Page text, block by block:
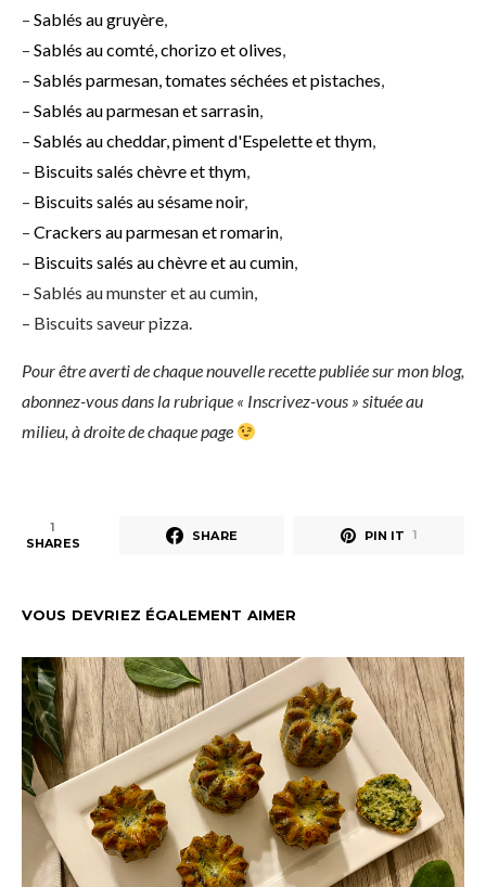
– Sablés au gruyère,
– Sablés au comté, chorizo et olives,
– Sablés parmesan, tomates séchées et pistaches,
– Sablés au parmesan et sarrasin,
– Sablés au cheddar, piment d'Espelette et thym,
– Biscuits salés chèvre et thym,
– Biscuits salés au sésame noir,
– Crackers au parmesan et romarin,
– Biscuits salés au chèvre et au cumin,
– Sablés au munster et au cumin,
– Biscuits saveur pizza.
Pour être averti de chaque nouvelle recette publiée sur mon blog,
abonnez-vous dans la rubrique « Inscrivez-vous » située au
milieu, à droite de chaque page
1
SHARES SHARE PIN IT 1
VOUS DEVRIEZ ÉGALEMENT AIMER